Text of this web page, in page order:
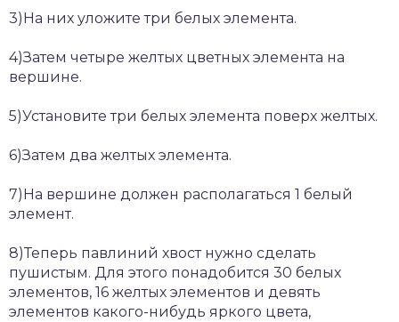
3)На них уложите три белых элемента.
4)Затем четыре желтых цветных элемента на
вершине.
5)Установите три белых элемента поверх желтых.
6)Затем два желтых элемента.
7)На вершине должен располагаться 1 белый
элемент.
8)Теперь павлиний хвост нужно сделать
пушистым. Для этого понадобится 30 белых
элементов, 16 желтых элементов и девять
элементов какого-нибудь яркого цвета,